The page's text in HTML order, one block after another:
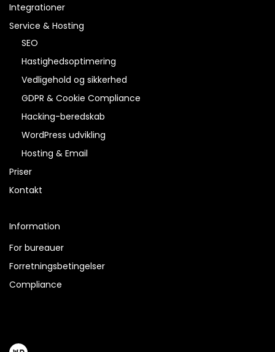
Integrationer
Service & Hosting
SEO
Hastighedsoptimering
Vedligehold og sikkerhed
GDPR & Cookie Compliance
Hacking-beredskab
WordPress udvikling
Hosting & Email
Priser
Kontakt
Information
For bureauer
Forretningsbetingelser
Compliance